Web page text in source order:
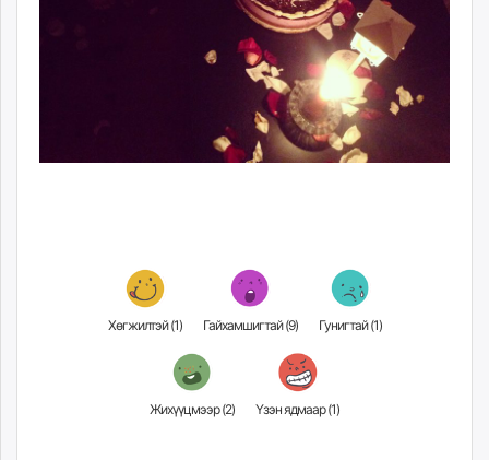
Хөгжилтэй (1) Гайхамшигтай (9) Гунигтай (1)
Жихүүцмээр (2) Үзэн ядмаар (1)